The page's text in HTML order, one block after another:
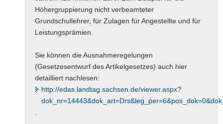
Höhergruppierung nicht verbeamteter
Grundschullehrer, für Zulagen für Angestellte und für
Leistungsprämien.
Sie können die Ausnahmeregelungen
(Gesetzesentwurf des Artikelgesetzes) auch hier
detailliert nachlesen:
http://edas.landtag.sachsen.de/viewer.aspx?